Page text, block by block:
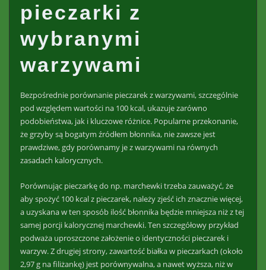
pieczarki z
wybranymi
warzywami
Bezpośrednie porównanie pieczarek z warzywami, szczególnie
pod względem wartości na 100 kcal, ukazuje zarówno
podobieństwa, jak i kluczowe różnice. Popularne przekonanie,
że grzyby są bogatym źródłem błonnika, nie zawsze jest
prawdziwe, gdy porównamy je z warzywami na równych
zasadach kalorycznych.
Porównując pieczarkę do np. marchewki trzeba zauważyć, że
aby spożyć 100 kcal z pieczarek, należy zjeść ich znacznie więcej,
a uzyskana w ten sposób ilość błonnika będzie mniejsza niż z tej
samej porcji kalorycznej marchewki. Ten szczegółowy przykład
podważa uproszczone założenie o identyczności pieczarek i
warzyw. Z drugiej strony, zawartość białka w pieczarkach (około
2,97 g na filiżankę) jest porównywalna, a nawet wyższa, niż w